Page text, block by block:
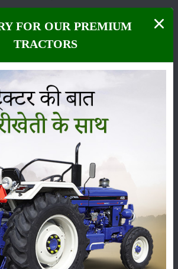
तापमान स्वाभाविक रूप से कम नहीं होता है, फूलों की
करने के लिए विकास नियामकों को लागू करने या
करने जैसी रणनीतियों को नियोजित किया जाता है।
से नीचे की तरफ सूख (शीर्ष मरण) रहा है तो कैसे करें
को रोपने से पेड़ स्वस्थ होता है, जिससे यह सुनिश्चित
प्रक्रिया में बाधा न बनें। आम के फलते-फूलते बाग के
संक्रमण जैसी बीमारियों के खिलाफ नियमित निगरानी और
अनुकूल वातावरण बनाने में एक समग्र दृष्टिकोण
संबंधी विचार, मिट्टी की गुणवत्ता, जल प्रबंधन, पोषक
FOR OUR PREMIUM
TRACTORS